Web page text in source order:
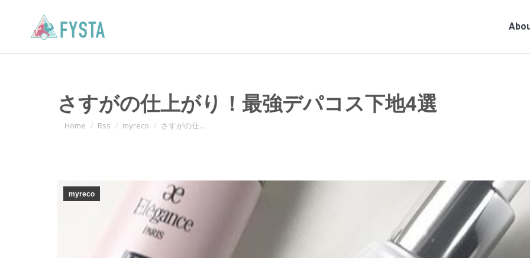
さすがの仕上がり！最強デパコス下地4選
You are here:
Home Rss myreco さすがの仕…
myreco